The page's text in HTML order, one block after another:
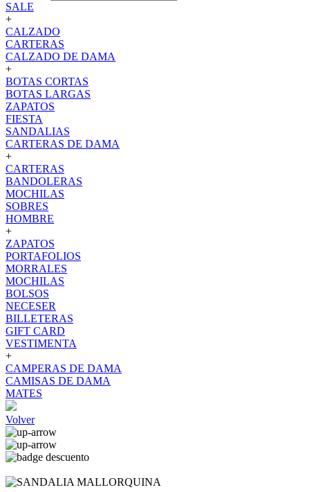
SALE
+
CALZADO
CARTERAS
CALZADO DE DAMA
+
BOTAS CORTAS
BOTAS LARGAS
ZAPATOS
FIESTA
SANDALIAS
CARTERAS DE DAMA
+
CARTERAS
BANDOLERAS
MOCHILAS
SOBRES
HOMBRE
+
ZAPATOS
PORTAFOLIOS
MORRALES
MOCHILAS
BOLSOS
NECESER
BILLETERAS
GIFT CARD
VESTIMENTA
+
CAMPERAS DE DAMA
CAMISAS DE DAMA
MATES
Volver